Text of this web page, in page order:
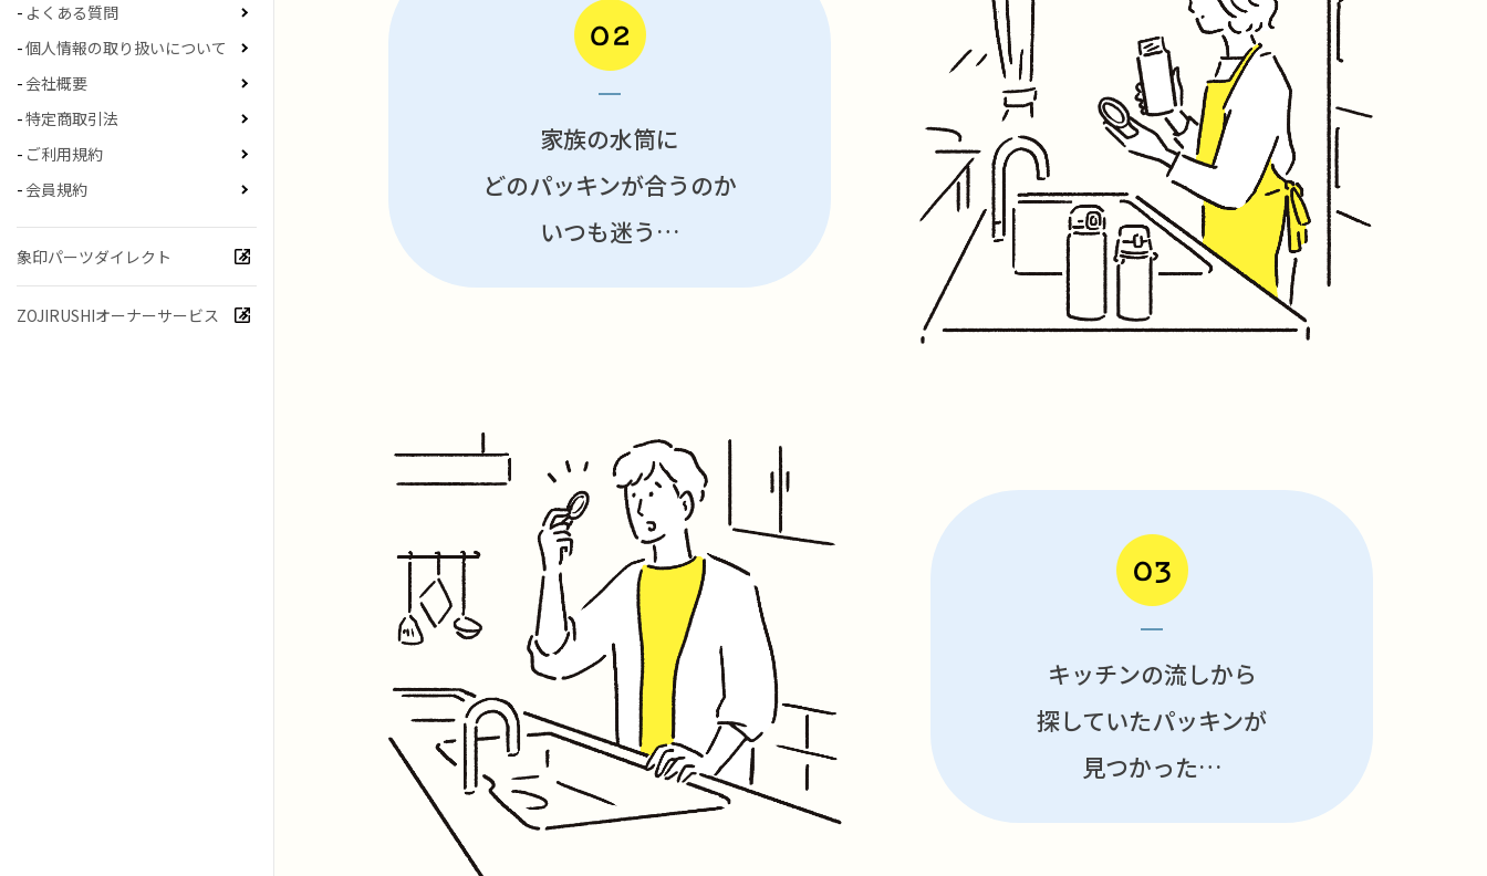
家族の水筒に
どのパッキンが合うのか
いつも迷う…
キッチンの流しから
探していたパッキンが
見つかった…
よくある質問
個人情報の取り扱いについて
会社概要
特定商取引法
ご利用規約
会員規約
象印パーツダイレクト
ZOJIRUSHIオーナーサービス